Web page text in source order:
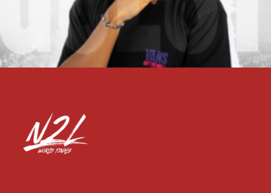
PARTENAIRES